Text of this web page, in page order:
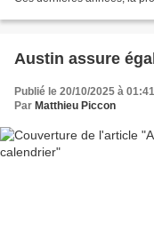
Austin assure
Publié le 20/10/2025 à 01:41
Par Matthieu Piccon